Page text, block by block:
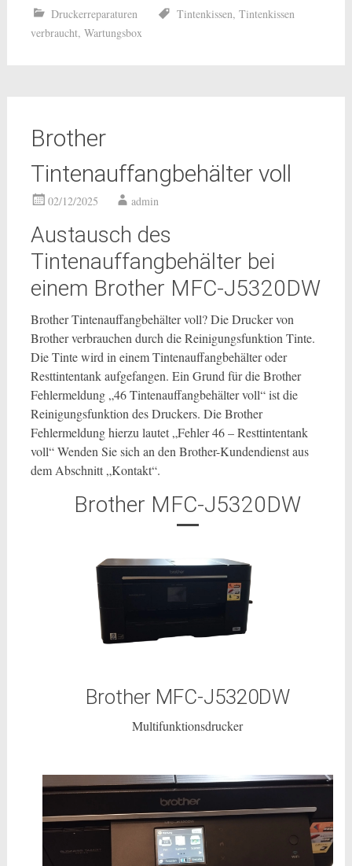
Druckerreparaturen Tintenkissen, Tintenkissen
verbraucht, Wartungsbox
Brother
Tintenauffangbehälter voll
02/12/2025 admin
Austausch des
Tintenauffangbehälter bei
einem Brother MFC-J5320DW
Brother Tintenauffangbehälter voll? Die Drucker von
Brother verbrauchen durch die Reinigungsfunktion Tinte.
Die Tinte wird in einem Tintenauffangbehälter oder
Resttintentank aufgefangen. Ein Grund für die Brother
Fehlermeldung „46 Tintenauffangbehälter voll“ ist die
Reinigungsfunktion des Druckers. Die Brother
Fehlermeldung hierzu lautet „Fehler 46 – Resttintentank
voll“ Wenden Sie sich an den Brother-Kundendienst aus
dem Abschnitt „Kontakt“.
Brother MFC-J5320DW
Brother MFC-J5320DW
Multifunktionsdrucker